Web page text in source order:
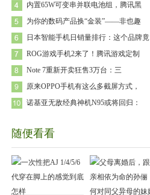
内置65W可变串并联电池组，腾讯黑
为你的数码产品换“金装”——非也趣
日本智能手机日销量排行：这个品牌竟
ROG游戏手机2来了！腾讯游戏定制
Note 7重新开卖狂售3万台：三
原来OPPO手机有这么多截屏方式，
诺基亚无敌经典神机N95或将回归：
随便看看